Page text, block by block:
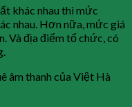
khác nhau thì mức
nhau. Hơn nữa, mức giá
Và địa điểm tổ chức, có
âm thanh của Việt Hà